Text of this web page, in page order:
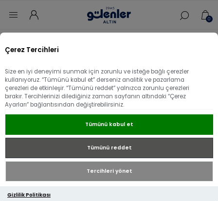
Çerez Tercihleri
Size en iyi deneyimi sunmak için zorunlu ve isteğe bağlı çerezler
kullanıyoruz. “Tümünü kabul et” derseniz analitik ve pazarlama
çerezleri de etkinleşir. “Tümünü reddet” yalnızca zorunlu çerezleri
bırakır. Tercihlerinizi dilediğiniz zaman sayfanın altındaki “Çerez
Ayarları” bağlantısından değiştirebilirsiniz.
Tümünü kabul et
Tümünü reddet
Tercihleri yönet
Gizlilik Politikası
0
22 Ayar Altın Kalemli Mineli Kolye